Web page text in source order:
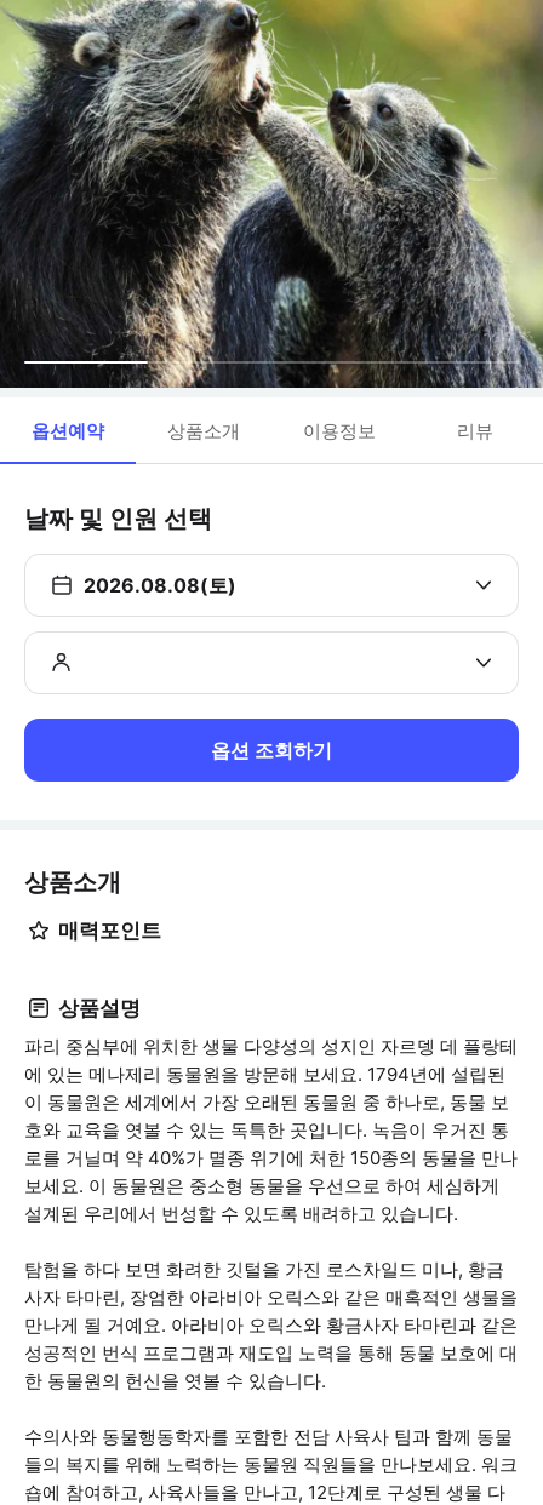
옵션예약 상품소개 이용정보 리뷰
날짜 및 인원 선택
2026.08.08(토)
옵션 조회하기
상품소개
매력포인트
상품설명
파리 중심부에 위치한 생물 다양성의 성지인 자르뎅 데 플랑테
에 있는 메나제리 동물원을 방문해 보세요. 1794년에 설립된
이 동물원은 세계에서 가장 오래된 동물원 중 하나로, 동물 보
호와 교육을 엿볼 수 있는 독특한 곳입니다. 녹음이 우거진 통
로를 거닐며 약 40%가 멸종 위기에 처한 150종의 동물을 만나
보세요. 이 동물원은 중소형 동물을 우선으로 하여 세심하게
설계된 우리에서 번성할 수 있도록 배려하고 있습니다.
탐험을 하다 보면 화려한 깃털을 가진 로스차일드 미나, 황금
사자 타마린, 장엄한 아라비아 오릭스와 같은 매혹적인 생물을
만나게 될 거예요. 아라비아 오릭스와 황금사자 타마린과 같은
성공적인 번식 프로그램과 재도입 노력을 통해 동물 보호에 대
한 동물원의 헌신을 엿볼 수 있습니다.
수의사와 동물행동학자를 포함한 전담 사육사 팀과 함께 동물
들의 복지를 위해 노력하는 동물원 직원들을 만나보세요. 워크
숍에 참여하고, 사육사들을 만나고, 12단계로 구성된 생물 다